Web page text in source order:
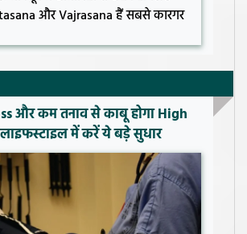
और कम तनाव से काबू होगा High
में करें ये बड़े सुधार